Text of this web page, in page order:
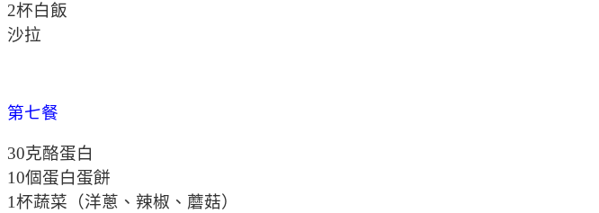
2杯白飯
沙拉
第七餐
30克酪蛋白
10個蛋白蛋餅
1杯蔬菜（洋蔥、辣椒、蘑菇）